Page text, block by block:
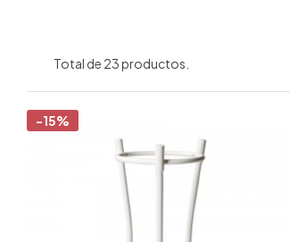
Total de 23 productos.
-15%